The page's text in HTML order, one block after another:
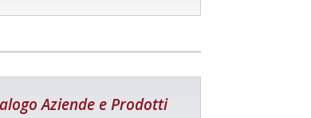
Aziende e Prodotti